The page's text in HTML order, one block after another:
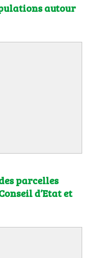
autour
parcelles
d’Etat et